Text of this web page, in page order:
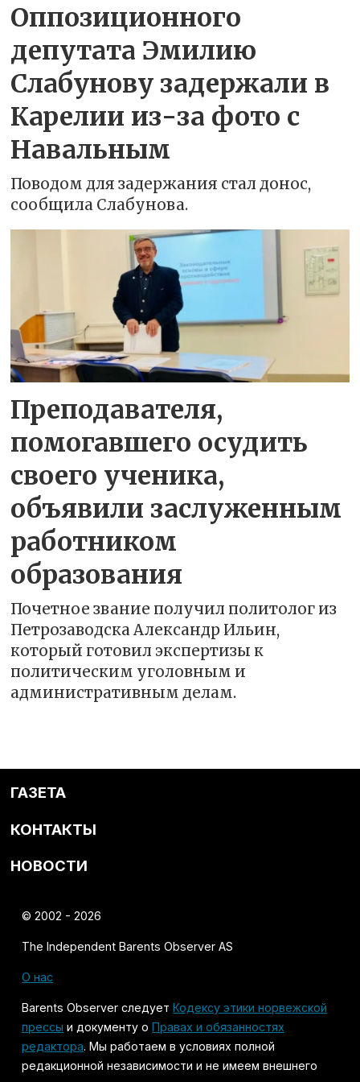
Оппозиционного
депутата Эмилию
Слабунову задержали в
Карелии из-за фото с
Навальным
Поводом для задержания стал донос,
сообщила Слабунова.
Преподавателя,
помогавшего осудить
своего ученика,
объявили заслуженным
работником
образования
Почетное звание получил политолог из
Петрозаводска Александр Ильин,
который готовил экспертизы к
политическим уголовным и
административным делам.
ГАЗЕТА
КОНТАКТЫ
НОВОСТИ
© 2002 - 2026
The Independent Barents Observer AS
О нас
Barents Observer следуетКодексу этики норвежской
прессы и документу оПравах и обязанностях
редактора. Мы работаем в условиях полной
редакционной независимости и не имеем внешнего